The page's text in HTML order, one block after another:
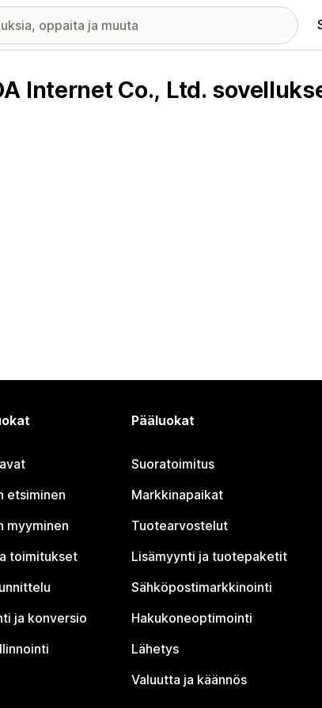
Internet Co., Ltd.
etsiminen
myyminen
toimitukset
ja konversio
Pääluokat
Suoratoimitus
Markkinapaikat
Tuotearvostelut
Lisämyynti ja tuotepaketit
Sähköpostimarkkinointi
Hakukoneoptimointi
Lähetys
Valuutta ja käännös